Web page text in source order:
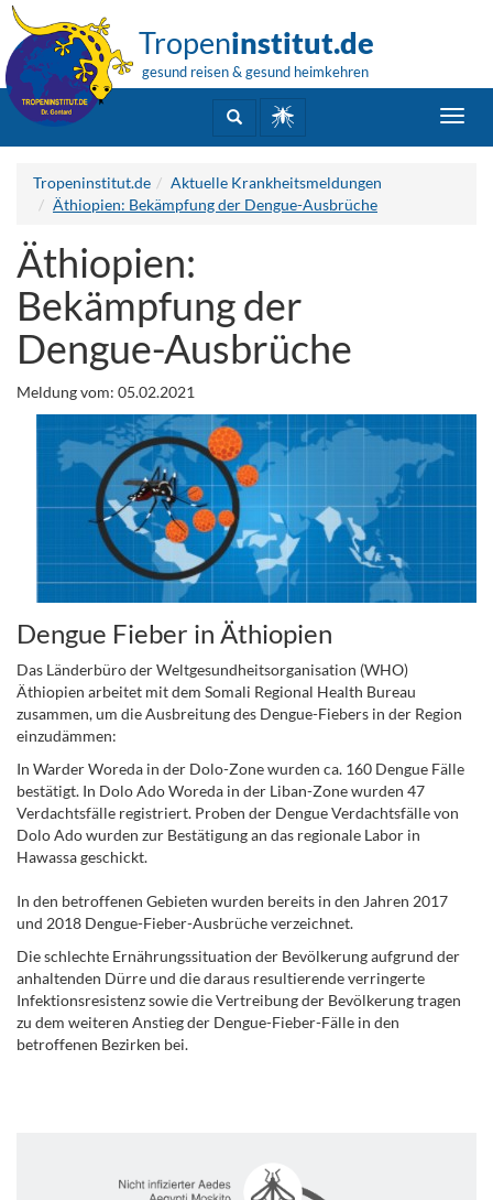
Tropeninstitut.de
gesund reisen & gesund heimkehren
Tropeninstitut.de
Aktuelle Krankheitsmeldungen
Äthiopien: Bekämpfung der Dengue-Ausbrüche
Äthiopien:
Bekämpfung der
Dengue-Ausbrüche
Meldung vom: 05.02.2021
Dengue Fieber in Äthiopien
Das Länderbüro der Weltgesundheitsorganisation (WHO)
Äthiopien arbeitet mit dem Somali Regional Health Bureau
zusammen, um die Ausbreitung des Dengue-Fiebers in der Region
einzudämmen:
In Warder Woreda in der Dolo-Zone wurden ca. 160 Dengue Fälle
bestätigt. In Dolo Ado Woreda in der Liban-Zone wurden 47
Verdachtsfälle registriert. Proben der Dengue Verdachtsfälle von
Dolo Ado wurden zur Bestätigung an das regionale Labor in
Hawassa geschickt.
In den betroffenen Gebieten wurden bereits in den Jahren 2017
und 2018 Dengue-Fieber-Ausbrüche verzeichnet.
Die schlechte Ernährungssituation der Bevölkerung aufgrund der
anhaltenden Dürre und die daraus resultierende verringerte
Infektionsresistenz sowie die Vertreibung der Bevölkerung tragen
zu dem weiteren Anstieg der Dengue-Fieber-Fälle in den
betroffenen Bezirken bei.